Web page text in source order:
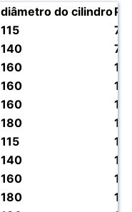
diâmetro do cilindro
115
7.5
140
7.5
160
11
160
11
160
11
180 11
115
11
140
11
160
15
180